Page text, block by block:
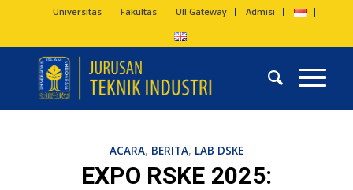
Universitas Fakultas UII Gateway Admisi
ACARA, BERITA, LAB DSKE
EXPO RSKE 2025: